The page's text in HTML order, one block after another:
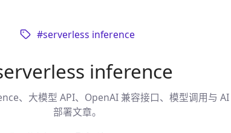
#serverless inference
inference
、大模型 API、OpenAI 兼容接口、模型调用与 AI
部署文章。